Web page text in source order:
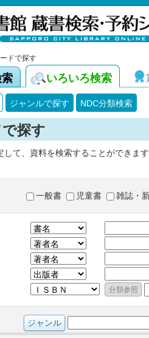
ドで探す
いろいろ検索
ジャンルで探す NDC分類検索
探す
して、資料を検索することができます
一般書 児童書 雑誌・